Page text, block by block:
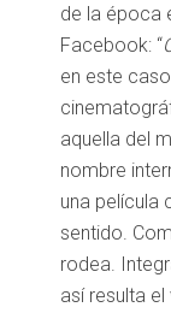
de la época
Facebook: “
en este
aquella del
nombre
una película
sentido.
rodea.
así resulta